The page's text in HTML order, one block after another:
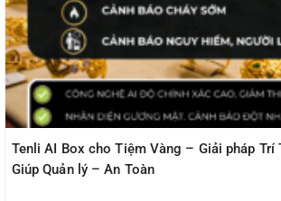
Tenli AI Box cho Tiệm Vàng – Giải pháp Trí
Giúp Quản lý – An Toàn